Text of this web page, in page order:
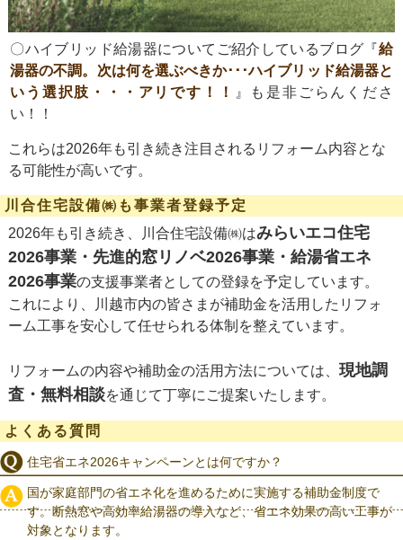
〇ハイブリッド給湯器についてご紹介しているブログ『給
湯器の不調。次は何を選ぶべきか･･･ハイブリッド給湯器と
いう選択肢・・・アリです！！
』も是非ごらんくださ
い！！
これらは2026年も引き続き注目されるリフォーム内容とな
る可能性が高いです。
川合住宅設備㈱も事業者登録予定
2026年も引き続き、川合住宅設備㈱はみらいエコ住宅
2026事業・ 先進的窓リノベ2026事業・ 給湯省エネ
2026事業の支援事業者としての登録を予定しています。
これにより、川越市内の皆さまが補助金を活用したリフォ
ーム工事を安心して任せられる体制を整えています。
リフォームの内容や補助金の活用方法については、 現地調
査・無料相談を通じて丁寧にご提案いたします。
よくある質問
住宅省エネ2026キャンペーンとは何ですか？
国が家庭部門の省エネ化を進めるために実施する補助金制度で
す。断熱窓や高効率給湯器の導入など、省エネ効果の高い工事が
対象となります。